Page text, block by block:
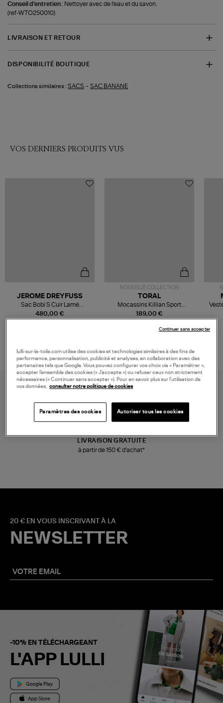
Conseil d'entretien : Nettoyer avec de l'eau et du savon.
(ref-WTO250010)
LIVRAISON ET RETOUR
DISPONIBILITÉ BOUTIQUE
Collections similaires : SACS -SAC BANANE
VOS DERNIERS PRODUITS VUS
480,00 €
JEROME DREYFUSS
Sac Bobi S Cuir Lamé
Champagne
NOUVELLE COLLECTION
189,00 €
TORAL
Mocassins Killian Sport
Mousse
LIVRAISON GRATUITE
à partir de 150 € d'achat*
20 € EN VOUS INSCRIVANT À LA
NEWSLETTER
-10% EN TÉLÉCHARGEANT
L'APP LULLI
lulli-sur-la-toile.com utilise des cookies et technologies similaires à des fins de
performance, personnalisation, publicité et analyses, en collaboration avec des
partenaires tels que Google. Vous pouvez configurer vos choix via « Paramétrer »,
accepter l’ensemble des cookies (« J’accepte ») ou refuser ceux non strictement
nécessaires (« Continuer sans accepter »). Pour en savoir plus sur l’utilisation de
vos données, consulter notre politique de cookies
Paramètres des cookies Autoriser tous les cookies
Continuer sans accepter